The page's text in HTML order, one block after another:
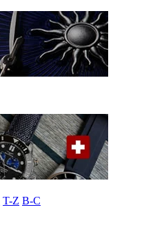
T-Z В-С